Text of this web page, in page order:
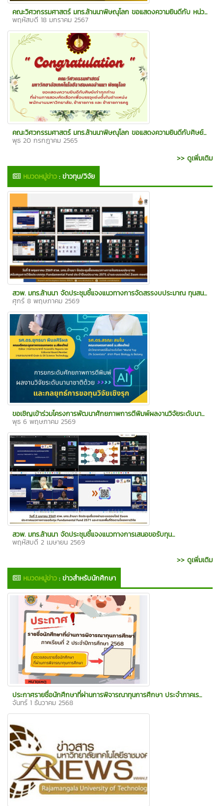
คณะวิศวกรรมศาสตร์ มทร.ล้านนาพิษณุโลก ขอแสดงความยินดีกับ หน่ว...
พฤหัสบดี 18 มกราคม 2567
คณะวิศวกรรมศาสตร์ มทร.ล้านนาพิษณุโลก ขอแสดงความยินดีกับศิษย์...
พุธ 20 กรกฎาคม 2565
>> ดูเพิ่มเติม
หมวดหมู่ข่าว:ข่าวทุน/วิจัย
สวพ. มทร.ล้านนา จัดประชุมชี้แจงแนวทางการจัดสรรงบประมาณ ทุนสน...
ศุกร์ 8 พฤษภาคม 2569
ขอเชิญเข้าร่วมโครงการพัฒนาศักยภาพการตีพิมพ์ผลงานวิจัยระดับนา...
พุธ 6 พฤษภาคม 2569
สวพ. มทร.ล้านนา จัดประชุมชี้แจงแนวทางการเสนอขอรับทุน...
พฤหัสบดี 2 เมษายน 2569
>> ดูเพิ่มเติม
หมวดหมู่ข่าว:ข่าวสำหรับนักศึกษา
ประกาศรายชื่อนักศึกษาที่ผ่านการพิจารณาทุนการศึกษา ประจำภาคเร...
จันทร์ 1 ธันวาคม 2568